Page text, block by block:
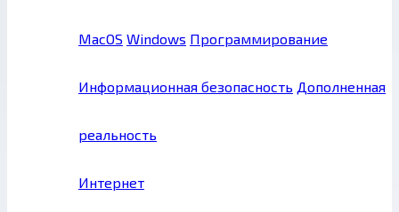
MacOS Windows Программирование
Информационная безопасность Дополненная
реальность
Интернет